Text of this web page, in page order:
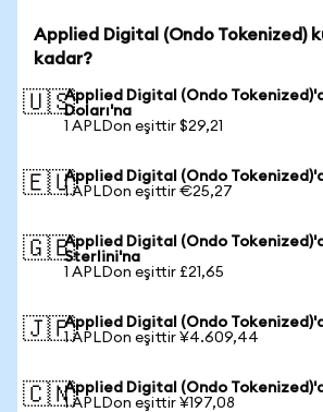
Applied Digital (Ondo Tokenized)
kadar?
🇺🇸Applied Digital (Ondo
Doları'na
1 APLDon eşittir $29,21
🇪🇺Applied Digital (Ondo
1 APLDon eşittir €25,27
🇬🇧Applied Digital (Ondo
Sterlini'na
1 APLDon eşittir £21,65
🇯🇵Applied Digital (Ondo
1 APLDon eşittir ¥4.609,44
🇨🇳Applied Digital (Ondo
1 APLDon eşittir ¥197,08